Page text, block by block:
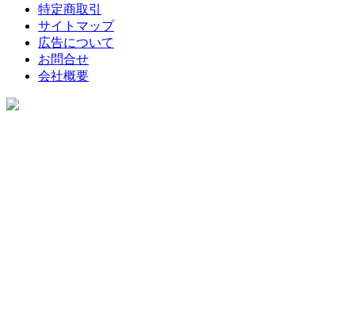
特定商取引
サイトマップ
広告について
お問合せ
会社概要